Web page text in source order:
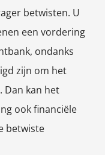
betwisten. U
een vordering
ondanks
zijn om het
Dan kan het
ook financiële
betwiste